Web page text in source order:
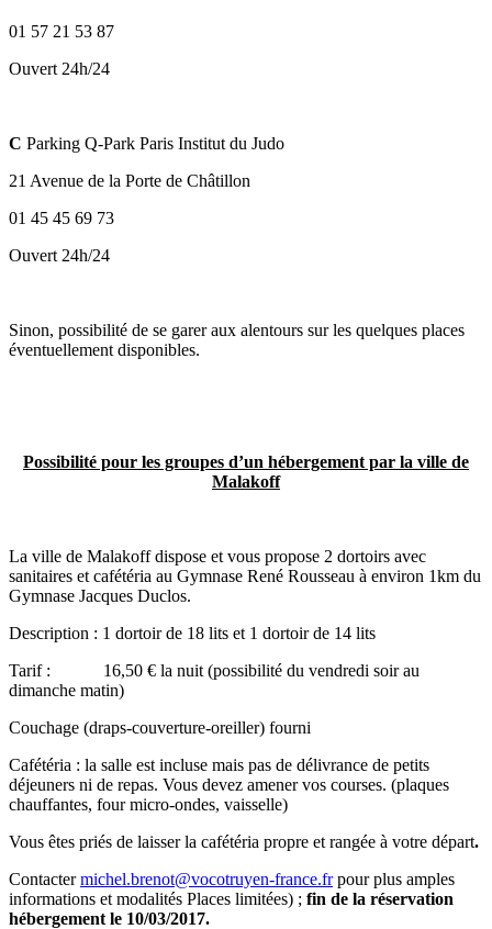
01 57 21 53 87
Ouvert 24h/24
C Parking Q-Park Paris Institut du Judo
21 Avenue de la Porte de Châtillon
01 45 45 69 73
Ouvert 24h/24
Sinon, possibilité de se garer aux alentours sur les quelques places
éventuellement disponibles.
Possibilité pour les groupes d’un hébergement par la ville de
Malakoff
La ville de Malakoff dispose et vous propose 2 dortoirs avec
sanitaires et cafétéria au Gymnase René Rousseau à environ 1km du
Gymnase Jacques Duclos.
Description : 1 dortoir de 18 lits et 1 dortoir de 14 lits
Tarif : 16,50 € la nuit (possibilité du vendredi soir au
dimanche matin)
Couchage (draps-couverture-oreiller) fourni
Cafétéria : la salle est incluse mais pas de délivrance de petits
déjeuners ni de repas. Vous devez amener vos courses. (plaques
chauffantes, four micro-ondes, vaisselle)
Vous êtes priés de laisser la cafétéria propre et rangée à votre départ.
Contactermichel.brenot@vocotruyen-france.frpour plus amples
informations et modalités Places limitées) ; fin de la réservation
hébergement le 10/03/2017.